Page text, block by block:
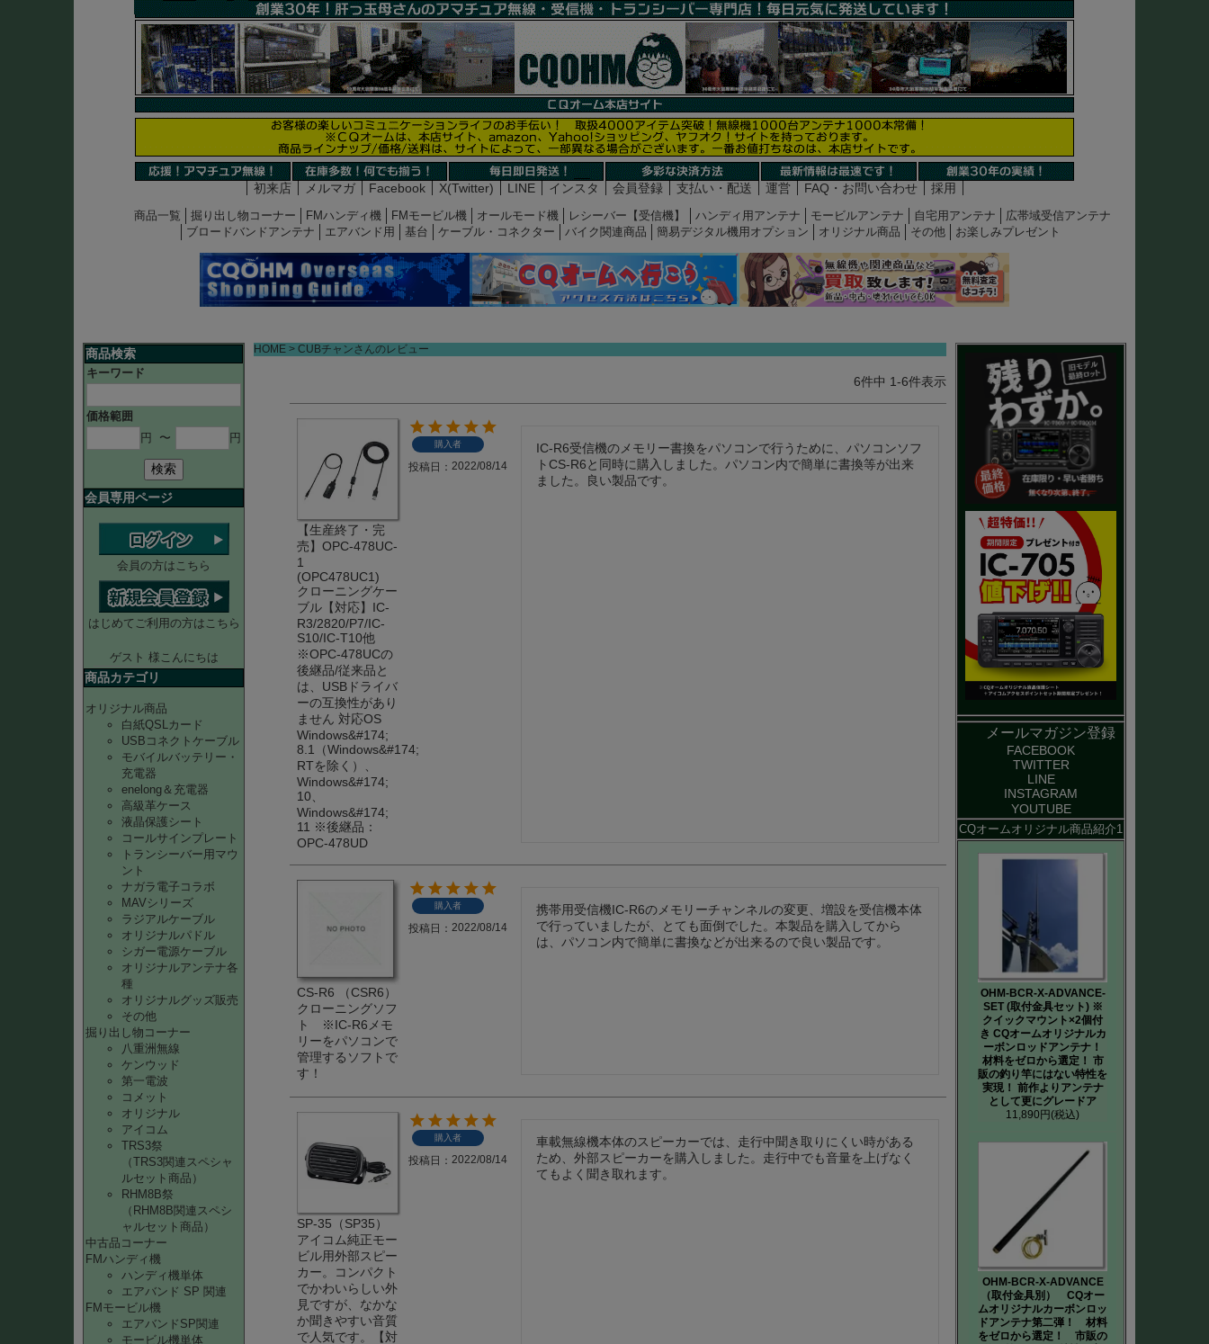
初来店 メルマガ Facebook X(Twitter) LINE インスタ 会員登録 支払い・配送 運営 FAQ・お問い合わせ 採用
商品一覧 掘り出し物コーナー FMハンディ機 FMモービル機 オールモード機 レシーバー【受信機】 ハンディ用アンテナ モービルアンテナ 自宅用アンテナ
広帯域受信アンテナ
ブロードバンドアンテナ
エアバンド用 基台 ケーブル・コネクター バイク関連商品 簡易デジタル機用オプション オリジナル商品 その他 お楽しみプレゼント
商品検索
キーワード
価格範囲
円
〜 円
検索
会員専用ページ
会員の方はこちら
はじめてご利用の方はこちら
ゲスト 様こんにちは
商品カテゴリ
オリジナル商品
白紙QSLカード
USBコネクトケーブル
モバイルバッテリー・
充電器
enelong＆充電器
高級革ケース
液晶保護シート
コールサインプレート
トランシーバー用マウ
ント
ナガラ電子コラボ
MAVシリーズ
ラジアルケーブル
オリジナルパドル
シガー電源ケーブル
オリジナルアンテナ各
種
オリジナルグッズ販売
その他
掘り出し物コーナー
八重洲無線
ケンウッド
第一電波
コメット
オリジナル
アイコム
TRS3祭
（TRS3関連スペシャ
ルセット商品）
RHM8B祭
（RHM8B関連スペシ
ャルセット商品）
中古品コーナー
FMハンディ機
ハンディ機単体
エアバンド SP 関連
FMモービル機
エアバンドSP関連
モービル機単体
HOME CUBチャンさんのレビュー
6件中 1-6件表示
【生産終了・完
売】OPC-478UC-
1
(OPC478UC1)
クローニングケー
ブル【対応】IC-
R3/2820/P7/IC-
S10/IC-T10他
※OPC-478UCの
後継品/従来品と
は、USBドライバ
ーの互換性があり
ません 対応OS
Windows&#174;
8.1（Windows&#174;
RTを除く）、
Windows&#174;
10、
Windows&#174;
11 ※後継品：
OPC-478UD
購入者
投稿日 2022/08/14
IC-R6受信機のメモリー書換をパソコンで行うために、パソコンソフ
トCS-R6と同時に購入しました。パソコン内で簡単に書換等が出来
ました。良い製品です。
CS-R6 （CSR6）
クローニングソフ
ト ※IC-R6メモ
リーをパソコンで
管理するソフトで
す！
購入者
投稿日 2022/08/14
携帯用受信機IC-R6のメモリーチャンネルの変更、増設を受信機本体
で行っていましたが、とても面倒でした。本製品を購入してから
は、パソコン内で簡単に書換などが出来るので良い製品です。
SP-35（SP35）
アイコム純正モー
ビル用外部スピー
カー。コンパクト
でかわいらしい外
見ですが、なかな
か聞きやすい音質
で人気です。【対
購入者
投稿日 2022/08/14
車載無線機本体のスピーカーでは、走行中聞き取りにくい時がある
ため、外部スピーカーを購入しました。走行中でも音量を上げなく
てもよく聞き取れます。
メールマガジン登録
FACEBOOK
TWITTER
LINE
INSTAGRAM
YOUTUBE
CQオームオリジナル商品紹介1
OHM-BCR-X-ADVANCE-
SET (取付金具セット) ※
クイックマウント×2個付
き CQオームオリジナルカ
ーボンロッドアンテナ！
材料をゼロから選定！ 市
販の釣り竿にはない特性を
実現！ 前作よりアンテナ
として更にグレードア
11,890円(税込)
OHM-BCR-X-ADVANCE
（取付金具別） CQオー
ムオリジナルカーボンロッ
ドアンテナ第二弾！ 材料
をゼロから選定！ 市販の